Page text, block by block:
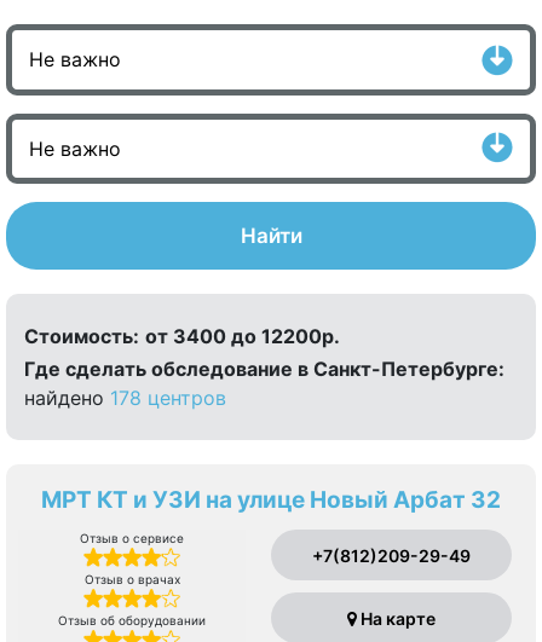
Найти
Стоимость: от 3400 до 12200р.
Где сделать обследование в Санкт-Петербурге:
найдено 178 центров
МРТ КТ и УЗИ на улице Новый Арбат 32
Отзыв о сервисе
Отзыв о врачах
Отзыв об оборудовании
+7(812)209-29-49
На карте